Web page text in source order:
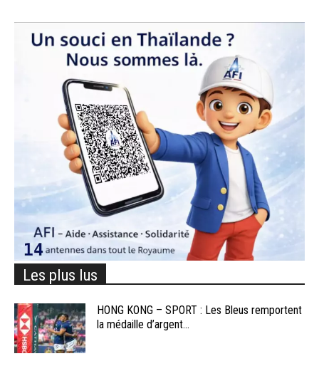
Les plus lus
HONG KONG – SPORT : Les Bleus remportent
la médaille d’argent...